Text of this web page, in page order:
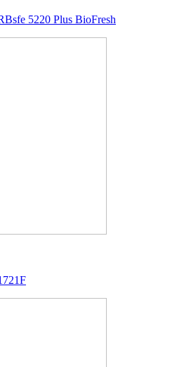
5220 Plus BioFresh